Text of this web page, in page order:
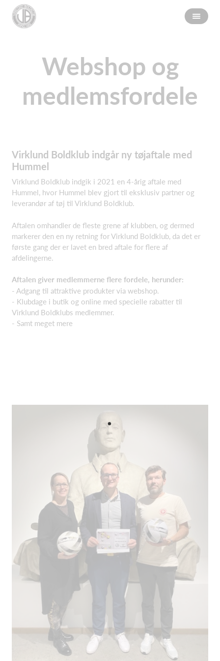
Webshop og
medlemsfordele
Virklund Boldklub indgår ny tøjaftale med
Hummel
Virklund Boldklub indgik i 2021 en 4-årig aftale med
Hummel, hvor Hummel blev gjort til eksklusiv partner og
leverandør af tøj til Virklund Boldklub.
Aftalen omhandler de fleste grene af klubben, og dermed
markerer den en ny retning for Virklund Boldklub, da det er
første gang der er lavet en bred aftale for flere af
afdelingerne.
Aftalen giver medlemmerne flere fordele, herunder:
- Adgang til attraktive produkter via webshop.
- Klubdage i butik og online med specielle rabatter til
Virklund Boldklubs medlemmer.
- Samt meget mere